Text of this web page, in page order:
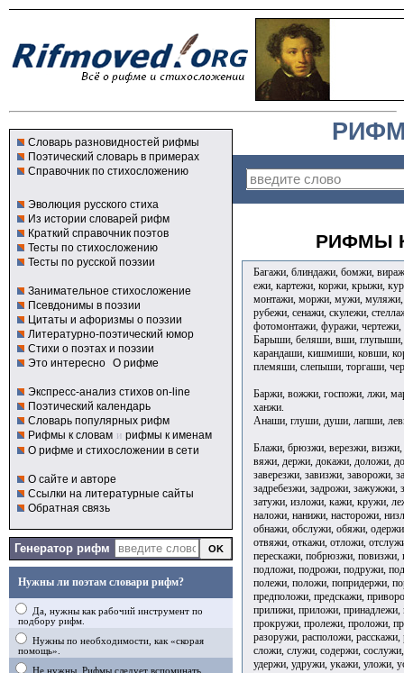
Словарь разновидностей рифмы
Поэтический словарь в примерах
Справочник по стихосложению
Эволюция русского стиха
Из истории словарей рифм
Краткий справочник поэтов
Тесты по стихосложению
Тесты по русской поэзии
Занимательное стихосложение
Псевдонимы в поэзии
Цитаты и афоризмы о поэзии
Литературно-поэтический юмор
Стихи о поэтах и поэзии
Это интересно О рифме
Экспресс-анализ стихов on-line
Поэтический календарь
Словарь популярных рифм
Рифмы к словам и рифмы к именам
О рифме и стихосложении в сети
О сайте и авторе
Ссылки на литературные сайты
Обратная связь
Генератор рифм
Нужны ли поэтам словари рифм?
Да, нужны как рабочий инструмент по
подбору рифм.
Нужны по необходимости, как «скорая
помощь».
Не нужны. Рифмы следует вспоминать
РИФМЫ
Багажи, блиндажи, бомжи,
ежи, картежи, коржи, крыжи,
монтажи, моржи, мужи,
рубежи, сенажи, скулежи,
фотомонтажи, фуражи,
Барыши, беляши, вши,
карандаши, кишмиши, ковши,
племяши, слепыши, торгаши,
Баржи, вожжи, госпожи, лжи,
ханжи.
Анаши, глуши, души, лапши,
Блажи, брюзжи, верезжи,
вяжи, держи, докажи, доложи,
заверезжи, завизжи, заворожи,
задребезжи, задрожи, зажужжи,
затужи, изложи, кажи, кружи,
наложи, нанижи, насторожи,
обнажи, обслужи, обяжи,
отвяжи, откажи, отложи,
перескажи, побрюзжи,
подложи, подрожи, подружи,
полежи, положи, попридержи,
предположи, предскажи,
прилижи, приложи,
прокружи, пролежи, проложи,
разоружи, расположи,
сложи, служи, содержи,
удержи, удружи, укажи, уложи,